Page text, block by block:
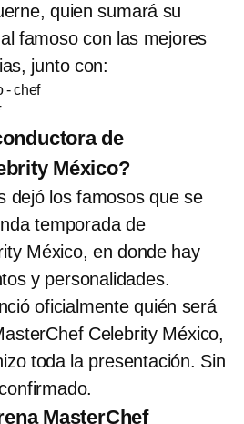
quien sumará su
famoso con las mejores
junto con:
- chef
de
México?
dejó los famosos que se
temporada de
México, en donde hay
y personalidades.
oficialmente quién será
Celebrity México,
toda la presentación. Sin
MasterChef